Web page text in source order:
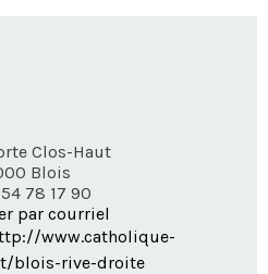
Clos-Haut
Blois
78 17 90
par courriel
www.catholique-
blois-rive-droite